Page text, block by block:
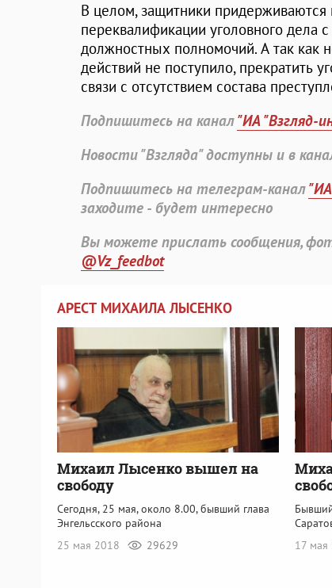
В целом, защитники
переквалификации уголовного дела
должностных полномочий. А так как
действий не поступило, прекратить
связи с отсутствием состава
Подпишитесь на канал"ИА "Взгляд-
Новости "Взгляда" доступны и в
Подпишитесь на телеграм-канал
заходите - будет интересно
Вы можете прислать сообщения,
@Vz_feedbot
АРЕСТ МИХАИЛА ЛЫСЕНКО
Михаил Лысенко вышел на
свободу
Сегодня, 25 мая, около 8.00, бывший глава
Энгельсского района
25 мая 2018
29629
17 мая